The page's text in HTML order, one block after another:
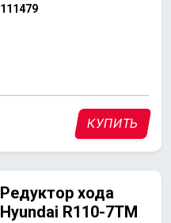
111479
КУПИТЬ
Редуктор хода
Hyundai R110-7TM